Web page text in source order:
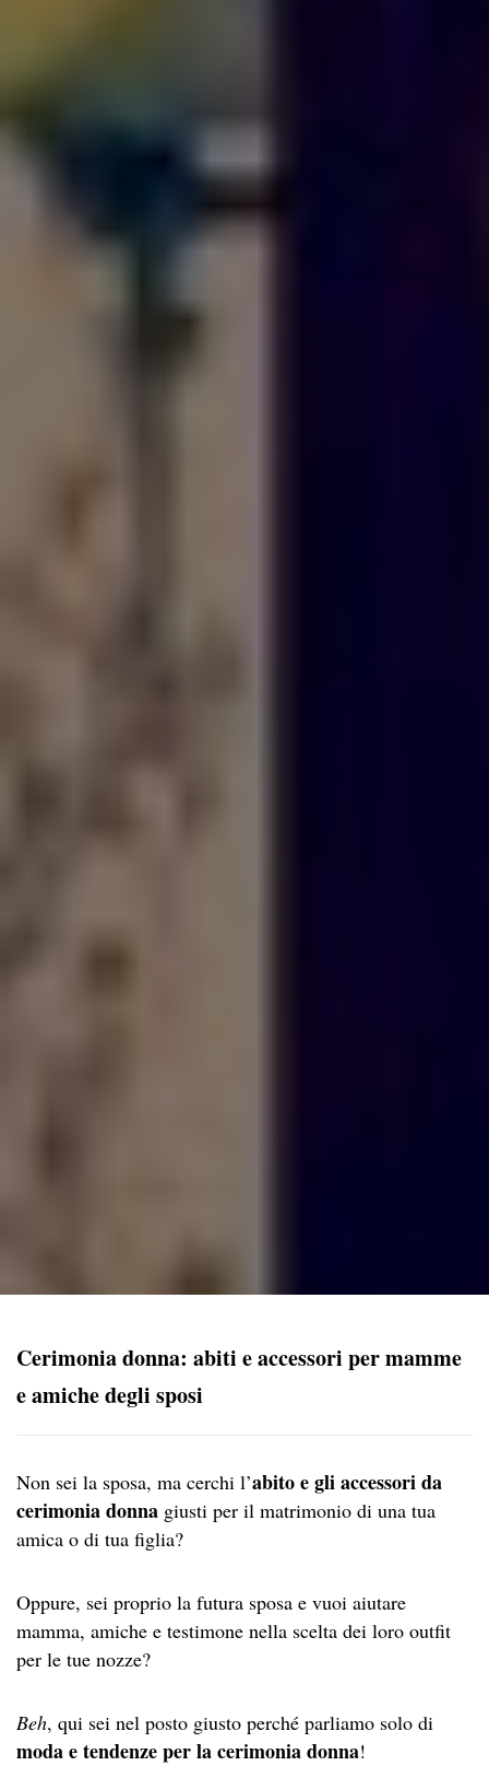
Cerimonia donna: abiti e accessori per mamme
e amiche degli sposi
Non sei la sposa, ma cerchi l’abito e gli accessori da
cerimonia donna giusti per il matrimonio di una tua
amica o di tua figlia?
Oppure, sei proprio la futura sposa e vuoi aiutare
mamma, amiche e testimone nella scelta dei loro outfit
per le tue nozze?
Beh, qui sei nel posto giusto perché parliamo solo di
moda e tendenze per la cerimonia donna!